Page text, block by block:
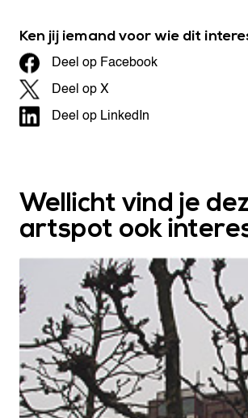
Ken jij iemand voor wie dit
Deel op Facebook
Deel op X
Deel op LinkedIn
Wellicht vind je
artspot ook